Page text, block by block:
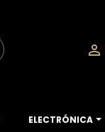

ELECTRÓNICA